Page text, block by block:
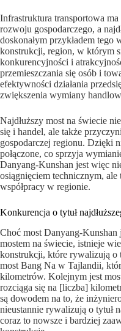
Infrastruktura transportowa
rozwoju gospodarczego, a
doskonałym przykładem
konstrukcji, region, w którym
konkurencyjności i
przemieszczania się osób i
efektywności działania
zwiększenia wymiany
Najdłuższy most na świecie
się i handel, ale także
gospodarczej regionu. Dzięki
połączone, co sprzyja
Danyang-Kunshan jest więc
osiągnięciem technicznym,
współpracy w regionie.
Konkurencja o tytuł
Choć most Danyang-Kunshan
mostem na świecie, istnieje
konstrukcji, które rywalizują o
most Bang Na w Tajlandii,
kilometrów. Kolejnym jest
rozciąga się na [liczba]
są dowodem na to, że
nieustannie rywalizują o tytuł
coraz to nowsze i bardziej